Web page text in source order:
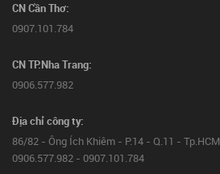
CN Cần Thơ:
0907.101.784
CN TP.Nha Trang:
0906.577.982
Địa chỉ công ty:
86/82 - Ông Ích Khiêm - P.14 - Q.11 - Tp.HCM
0906.577.982 - 0907.101.784